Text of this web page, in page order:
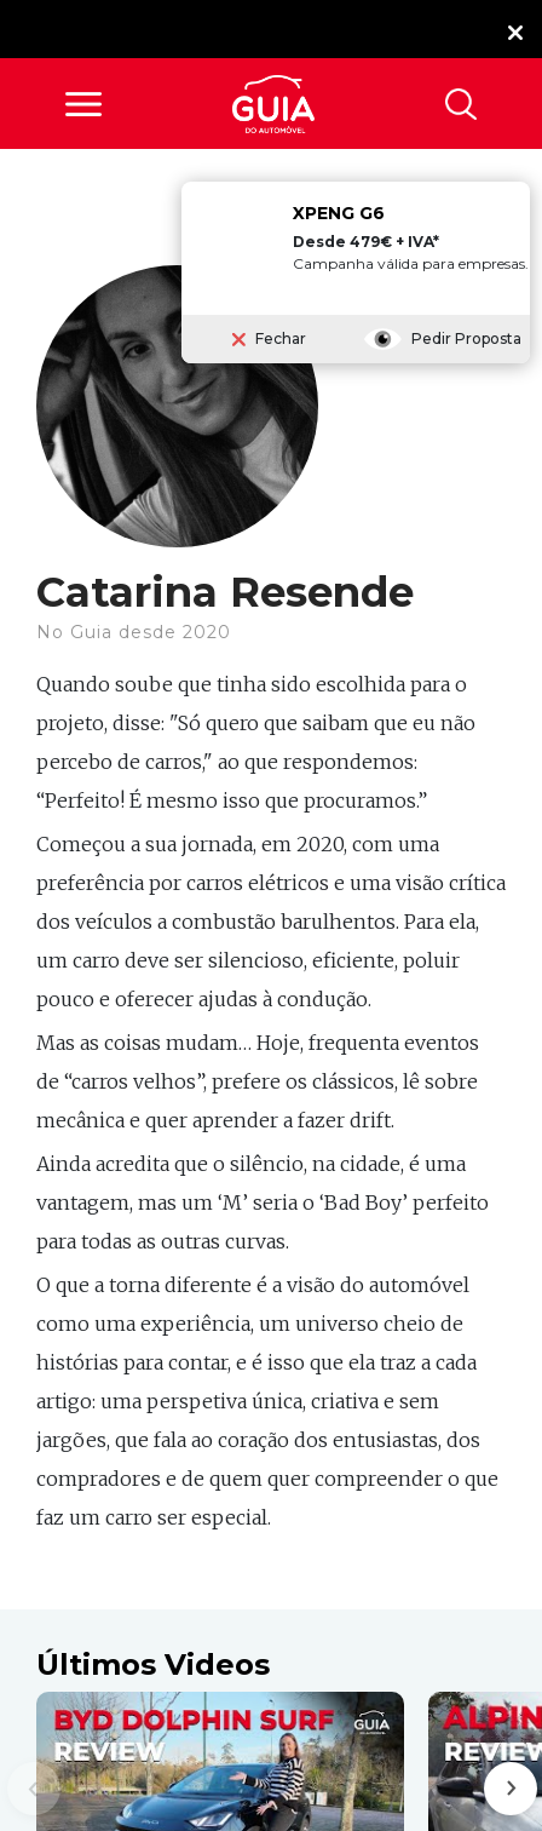
Catarina Resende
No Guia desde 2020
Quando soube que tinha sido escolhida para o
projeto, disse: "Só quero que saibam que eu não
percebo de carros," ao que respondemos:
“Perfeito! É mesmo isso que procuramos.”
Começou a sua jornada, em 2020, com uma
preferência por carros elétricos e uma visão crítica
dos veículos a combustão barulhentos. Para ela,
um carro deve ser silencioso, eficiente, poluir
pouco e oferecer ajudas à condução.
Mas as coisas mudam… Hoje, frequenta eventos
de “carros velhos”, prefere os clássicos, lê sobre
mecânica e quer aprender a fazer drift.
Ainda acredita que o silêncio, na cidade, é uma
vantagem, mas um ‘M’ seria o ‘Bad Boy’ perfeito
para todas as outras curvas.
O que a torna diferente é a visão do automóvel
como uma experiência, um universo cheio de
histórias para contar, e é isso que ela traz a cada
artigo: uma perspetiva única, criativa e sem
jargões, que fala ao coração dos entusiastas, dos
compradores e de quem quer compreender o que
faz um carro ser especial.
Últimos Videos
XPENG G6
Desde 479€ + IVA*
Campanha válida para empresas.
Fechar Pedir Proposta